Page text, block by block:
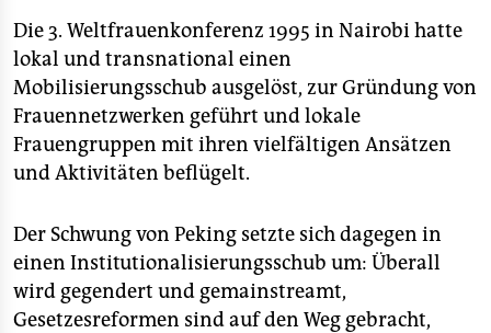
Die 3. Weltfrauenkonferenz 1995 in Nairobi hatte
lokal und transnational einen
Mobilisierungsschub ausgelöst, zur Gründung von
Frauennetzwerken geführt und lokale
Frauengruppen mit ihren vielfältigen Ansätzen
und Aktivitäten beflügelt.
Der Schwung von Peking setzte sich dagegen in
einen Institutionalisierungsschub um: Überall
wird gegendert und gemainstreamt,
Gesetzesreformen sind auf den Weg gebracht,